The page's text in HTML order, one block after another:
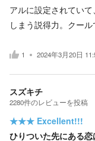
アルに設定されてい
しまう説得力。クー
1 2024年3月20日
スズキチ
2280件のレビューを投稿
★★★ Excellent!!!
ひりついた先にある恋